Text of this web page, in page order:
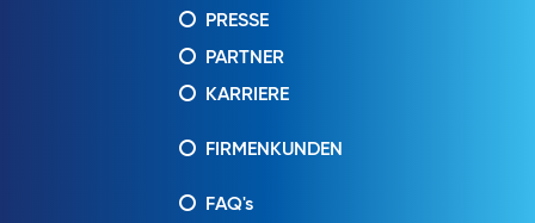
PRESSE
PARTNER
KARRIERE
FIRMENKUNDEN
FAQ's